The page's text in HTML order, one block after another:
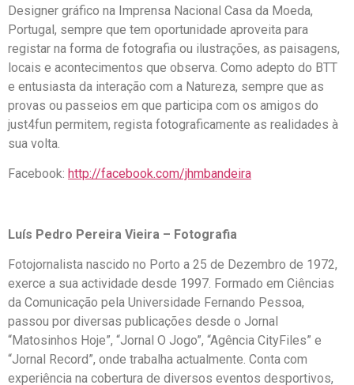
Designer gráfico na Imprensa Nacional Casa da Moeda,
Portugal, sempre que tem oportunidade aproveita para
registar na forma de fotografia ou ilustrações, as paisagens,
locais e acontecimentos que observa. Como adepto do BTT
e entusiasta da interação com a Natureza, sempre que as
provas ou passeios em que participa com os amigos do
just4fun permitem, regista fotograficamente as realidades à
sua volta.
Facebook: http://facebook.com/jhmbandeira
Luís Pedro Pereira Vieira – Fotografia
Fotojornalista nascido no Porto a 25 de Dezembro de 1972,
exerce a sua actividade desde 1997. Formado em Ciências
da Comunicação pela Universidade Fernando Pessoa,
passou por diversas publicações desde o Jornal
“Matosinhos Hoje”, “Jornal O Jogo”, “Agência CityFiles” e
“Jornal Record”, onde trabalha actualmente. Conta com
experiência na cobertura de diversos eventos desportivos,